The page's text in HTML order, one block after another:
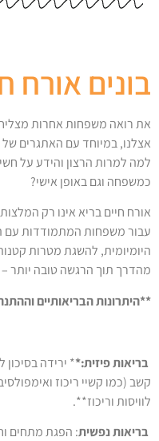
בונים אורח
את רואה משפחות אחרות
אצלנו, במיוחד עם האתגרים
למה למרות הרצון והידע על
כמשפחה וגם באופן אישי?
אורח חיים בריא אינו רק
עבור משפחות המתמודדות
היומיומית, להשגת מטרות
מהדרך תוך הרגשה טובה יותר –
**היתרונות הבריאותיים
בריאות פיזית:** ירידה
קשב (כמו קשיי ריכוז
לוויסות וריכוז**.
בריאות נפשית